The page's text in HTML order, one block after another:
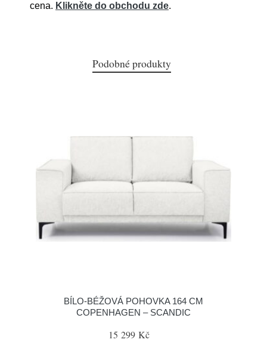
cena. Klikněte do obchodu zde.
Podobné produkty
BÍLO-BÉŽOVÁ POHOVKA 164 CM
COPENHAGEN – SCANDIC
15 299 Kč